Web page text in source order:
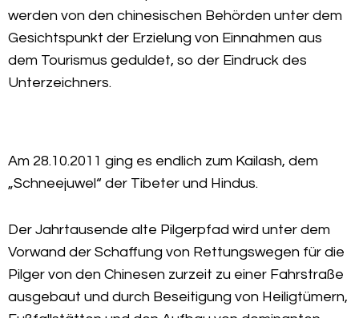
werden von den chinesischen Behörden unter dem
Gesichtspunkt der Erzielung von Einnahmen aus
dem Tourismus geduldet, so der Eindruck des
Unterzeichners.
Am 28.10.2011 ging es endlich zum Kailash, dem
„Schneejuwel“ der Tibeter und Hindus.
Der Jahrtausende alte Pilgerpfad wird unter dem
Vorwand der Schaffung von Rettungswegen für die
Pilger von den Chinesen zurzeit zu einer Fahrstraße
ausgebaut und durch Beseitigung von Heiligtümern,